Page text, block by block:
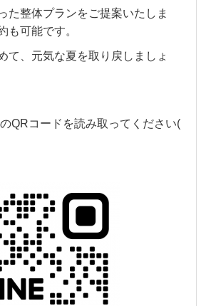
た整体プランをご提案いたしま
も可能です。
て、元気な夏を取り戻しましょ
QRコードを読み取ってください(